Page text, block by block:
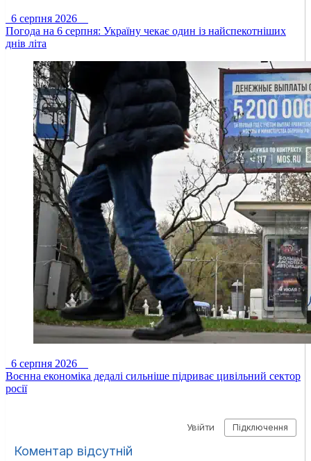
6 серпня 2026
Погода на 6 серпня: Україну чекає один із найспекотніших
днів літа
6 серпня 2026
Воєнна економіка дедалі сильніше підриває цивільний сектор
росії